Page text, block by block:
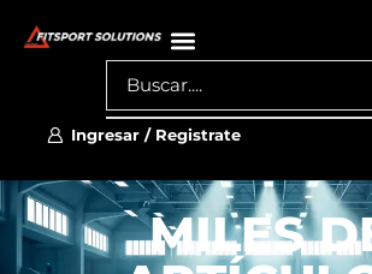
Ingresar / Registrate
MILES